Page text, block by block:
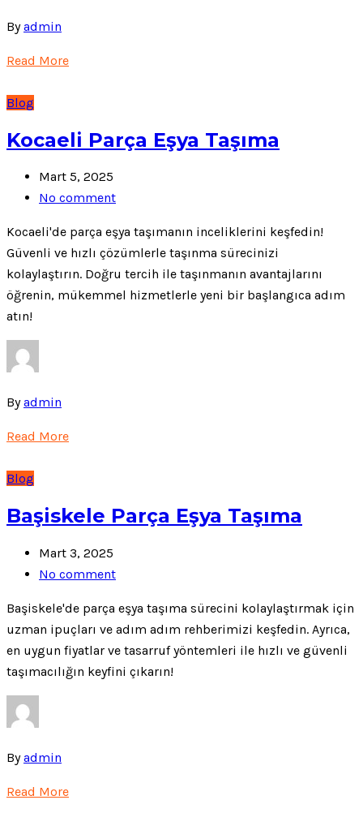
Byadmin
Read More
Blog
Kocaeli Parça Eşya Taşıma
Mart 5, 2025
No comment
Kocaeli'de parça eşya taşımanın inceliklerini keşfedin!
Güvenli ve hızlı çözümlerle taşınma sürecinizi
kolaylaştırın. Doğru tercih ile taşınmanın avantajlarını
öğrenin, mükemmel hizmetlerle yeni bir başlangıca adım
atın!
Byadmin
Read More
Blog
Başiskele Parça Eşya Taşıma
Mart 3, 2025
No comment
Başiskele'de parça eşya taşıma sürecini kolaylaştırmak için
uzman ipuçları ve adım adım rehberimizi keşfedin. Ayrıca,
en uygun fiyatlar ve tasarruf yöntemleri ile hızlı ve güvenli
taşımacılığın keyfini çıkarın!
Byadmin
Read More